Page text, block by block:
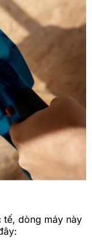
tế, dòng máy này